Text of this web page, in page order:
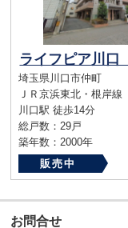
ライフピア川口
埼玉県川口市仲町
ＪＲ京浜東北・根岸線
川口駅 徒歩14分
総戸数：29戸
築年数：2000年
販売中
お問合せ